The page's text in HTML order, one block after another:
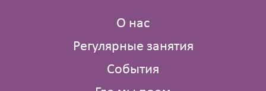
О нас
Регулярные занятия
События